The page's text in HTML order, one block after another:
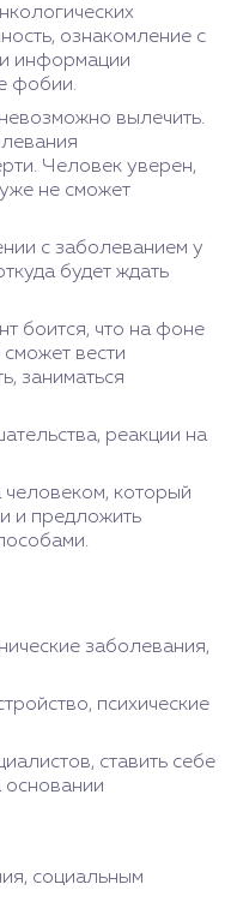
ознакомление с
информации
фобии.
вылечить.
Человек уверен,
не сможет
с заболеванием у
будет ждать
боится, что на фоне
вести
заниматься
реакции на
который
и предложить
заболевания,
психические
ставить себе
основании
социальным